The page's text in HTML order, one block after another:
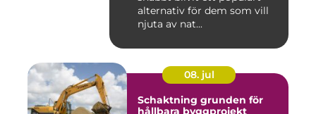
alternativ för dem som vill
njuta av nat...
08. jul
Schaktning grunden för
hållbara byggprojekt